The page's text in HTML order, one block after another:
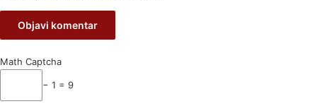
Math Captcha
− 1 = 9